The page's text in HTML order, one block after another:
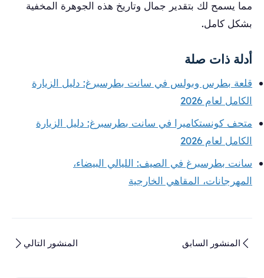
مما يسمح لك بتقدير جمال وتاريخ هذه الجوهرة المخفية
بشكل كامل.
أدلة ذات صلة
قلعة بطرس وبولس في سانت بطرسبرغ: دليل الزيارة
الكامل لعام 2026
متحف كونستكاميرا في سانت بطرسبرغ: دليل الزيارة
الكامل لعام 2026
سانت بطرسبرغ في الصيف: الليالي البيضاء،
المهرجانات، المقاهي الخارجية
المنشور السابق المنشور التالي